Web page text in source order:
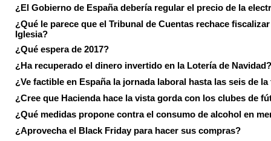
¿El Gobierno de España debería regular el precio de la
¿Qué le parece que el Tribunal de Cuentas rechace fiscalizar
Iglesia?
¿Qué espera de 2017?
¿Ha recuperado el dinero invertido en la Lotería de Navidad?
¿Ve factible en España la jornada laboral hasta las seis de la
¿Cree que Hacienda hace la vista gorda con los clubes de
¿Qué medidas propone contra el consumo de alcohol en
¿Aprovecha el Black Friday para hacer sus compras?